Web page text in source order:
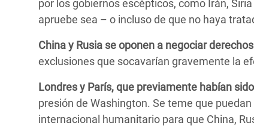
Gender, Rights, and Justice
por los gobiernos escépticos, como Irán,
apruebe sea – o incluso de que no haya
China y Rusia se oponen a negociar
exclusiones que socavarían gravemente la
Londres y París, que previamente habían
presión de Washington. Se teme que
internacional humanitario para que China,